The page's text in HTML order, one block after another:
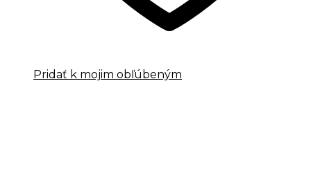
Pridať k mojim obľúbeným